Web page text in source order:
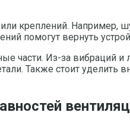
креплений. Например,
помогут вернуть
части. Из-за вибраций
Также стоит уделить